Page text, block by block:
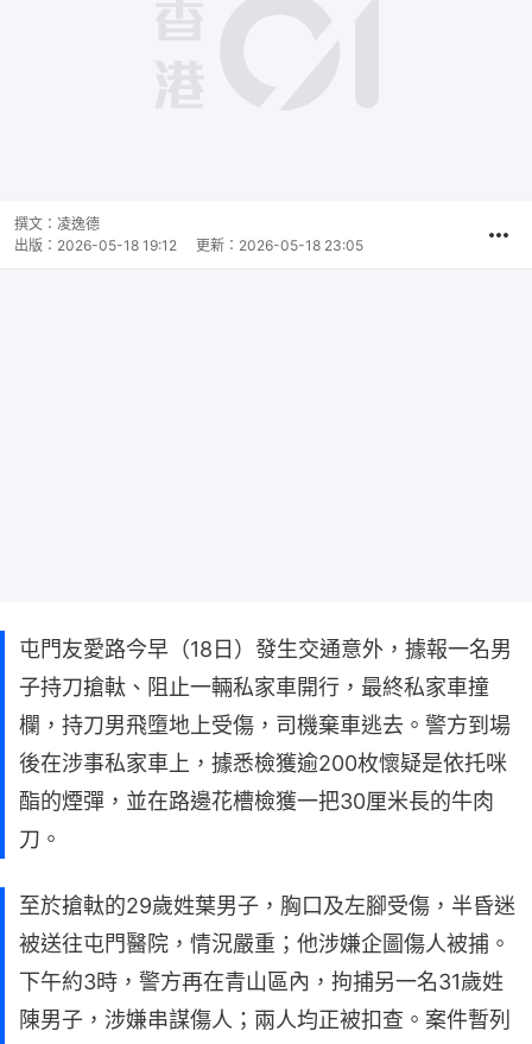
撰文： 凌逸德
出版： 2026-05-18 19:12 更新： 2026-05-18 23:05
屯門友愛路今早（18日）發生交通意外，據報一名男
子持刀搶軚、阻止一輛私家車開行，最終私家車撞
欄，持刀男飛墮地上受傷，司機棄車逃去。警方到場
後在涉事私家車上，據悉檢獲逾200枚懷疑是依托咪
酯的煙彈，並在路邊花槽檢獲一把30厘米長的牛肉
刀。
至於搶軚的29歲姓葉男子，胸口及左腳受傷，半昏迷
被送往屯門醫院，情況嚴重；他涉嫌企圖傷人被捕。
下午約3時，警方再在青山區內，拘捕另一名31歲姓
陳男子，涉嫌串謀傷人；兩人均正被扣查。案件暫列